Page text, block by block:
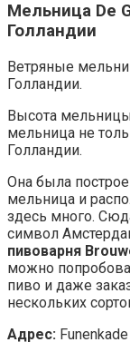
Мельница De
Голландии
Ветряные
Голландии.
Высота
мельница не
Голландии.
Она была
мельница и
здесь много.
символ
пивоварня
можно
пиво и даже
нескольких
Адрес: Funenkade